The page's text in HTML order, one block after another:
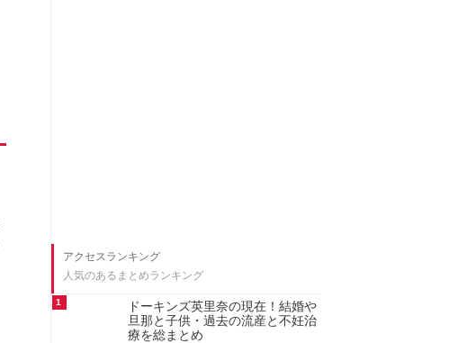
アクセスランキング
人気のあるまとめランキング
1
ドーキンズ英里奈の現在！結婚や
旦那と子供・過去の流産と不妊治
療を総まとめ